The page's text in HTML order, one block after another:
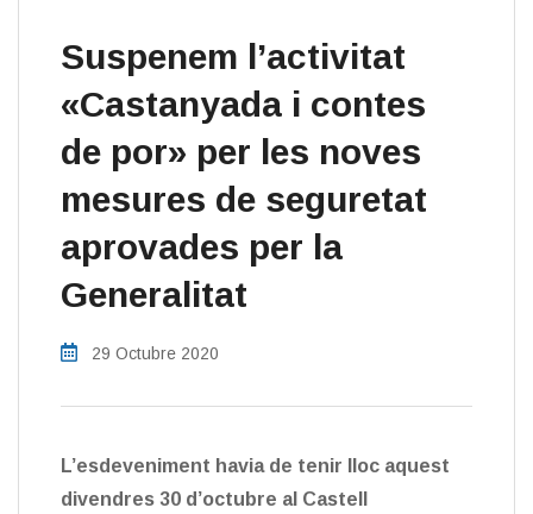
Suspenem l’activitat
«Castanyada i contes
de por» per les noves
mesures de seguretat
aprovades per la
Generalitat
29 Octubre 2020
L’esdeveniment havia de tenir lloc aquest
divendres 30 d’octubre al Castell